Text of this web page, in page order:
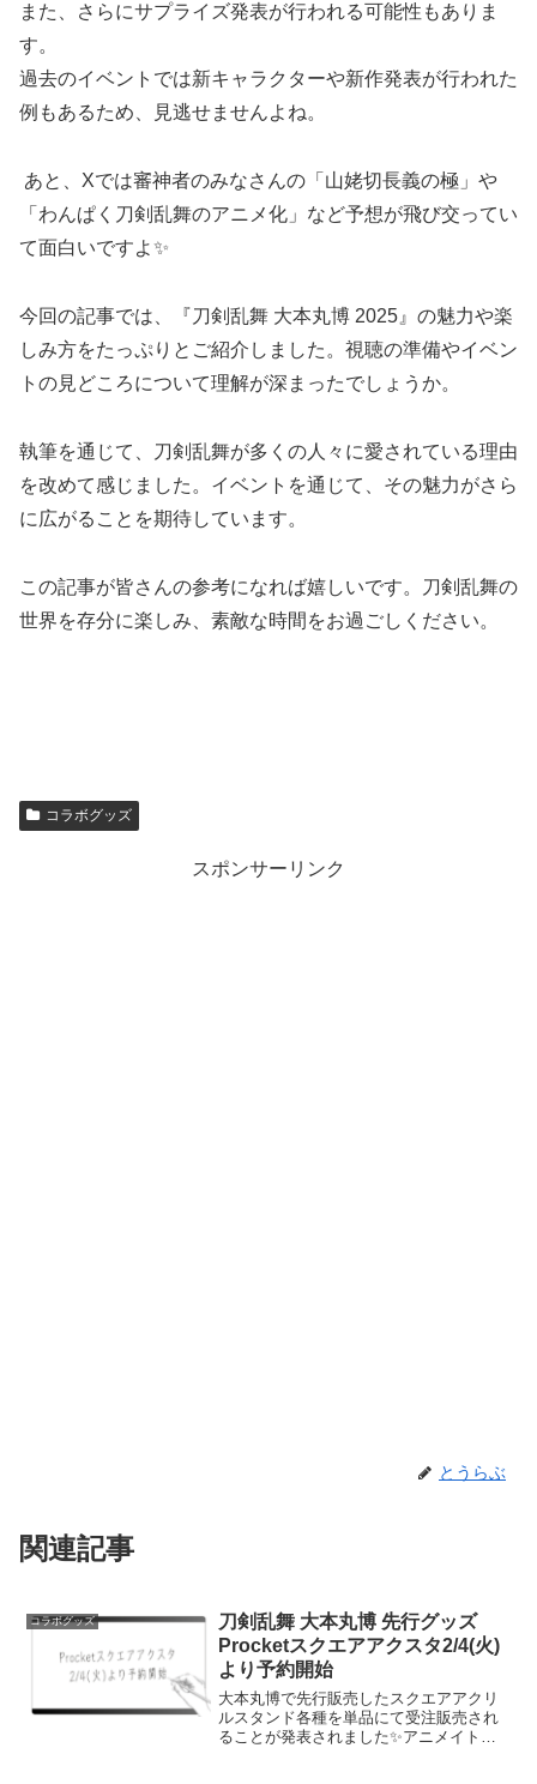
また、さらにサプライズ発表が行われる可能性もありま
す。
過去のイベントでは新キャラクターや新作発表が行われた
例もあるため、見逃せませんよね。
あと、Xでは審神者のみなさんの「山姥切長義の極」や
「わんぱく刀剣乱舞のアニメ化」など予想が飛び交ってい
て面白いですよ✨
今回の記事では、『刀剣乱舞 大本丸博 2025』の魅力や楽
しみ方をたっぷりとご紹介しました。視聴の準備やイベン
トの見どころについて理解が深まったでしょうか。
執筆を通じて、刀剣乱舞が多くの人々に愛されている理由
を改めて感じました。イベントを通じて、その魅力がさら
に広がることを期待しています。
この記事が皆さんの参考になれば嬉しいです。刀剣乱舞の
世界を存分に楽しみ、素敵な時間をお過ごしください。
コラボグッズ
スポンサーリンク
とうらぶ
関連記事
コラボグッズ
刀剣乱舞 大本丸博 先行グッズ
Procketスクエアアクスタ2/4(火)
より予約開始
大本丸博で先行販売したスクエアアクリ
ルスタンド各種を単品にて受注販売され
ることが発表されました✨アニメイト通